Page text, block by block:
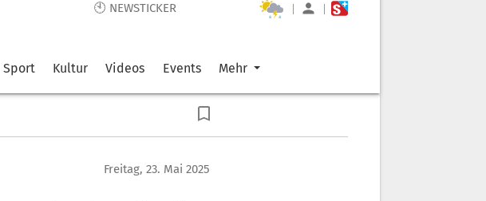
🕙 NEWSTICKER | |
Sport Kultur Videos Events Mehr
Freitag, 23. Mai 2025